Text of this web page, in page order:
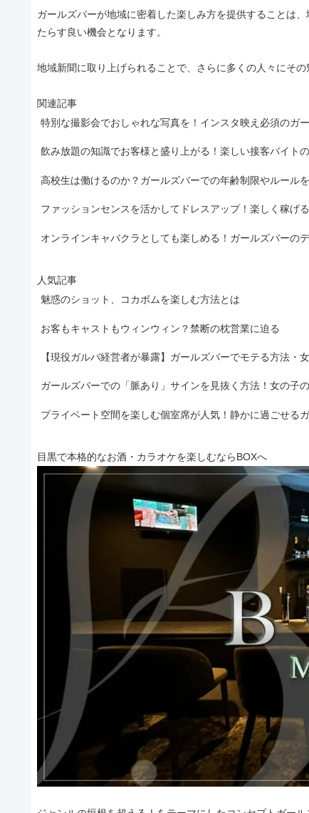
ガールズバーが地域に密着した楽しみ方を提供することは
たらす良い機会となります。
地域新聞に取り上げられることで、さらに多くの人々にその
関連記事
特別な撮影会でおしゃれな写真を！インスタ映え必須のガ
飲み放題の知識でお客様と盛り上がる！楽しい接客バイト
高校生は働けるのか？ガールズバーでの年齢制限やルール
ファッションセンスを活かしてドレスアップ！楽しく稼げ
オンラインキャバクラとしても楽しめる！ガールズバーの
人気記事
魅惑のショット、コカボムを楽しむ方法とは
お客もキャストもウィンウィン？禁断の枕営業に迫る
【現役ガルバ経営者が暴露】ガールズバーでモテる方法・
ガールズバーでの「脈あり」サインを見抜く方法！女の子
プライベート空間を楽しむ個室席が人気！静かに過ごせる
目黒で本格的なお酒・カラオケを楽しむならBOXへ